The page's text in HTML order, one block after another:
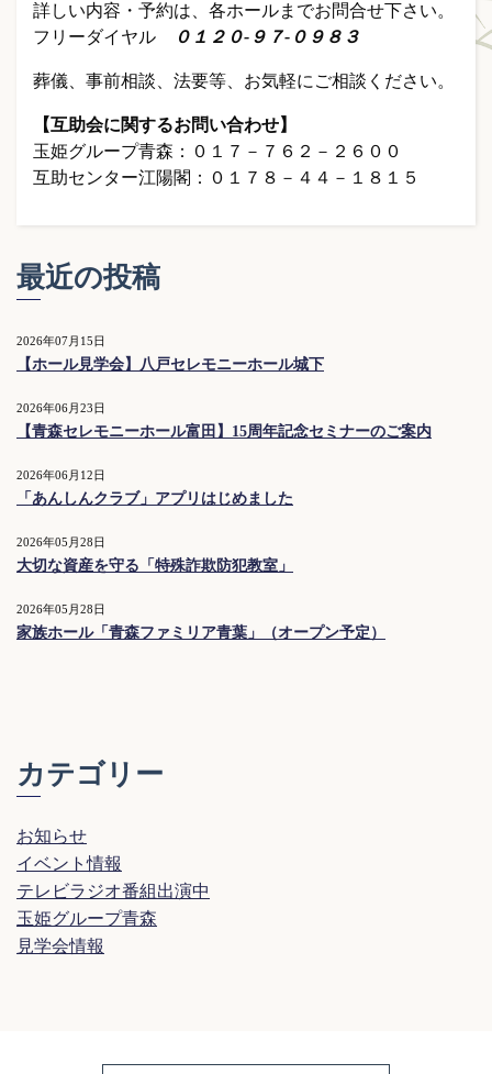
詳しい内容・予約は、各ホールまでお問合せ下さい。
フリーダイヤル
０１２０-９７-０９８３
葬儀、事前相談、法要等、お気軽にご相談ください。
【互助会に関するお問い合わせ】
玉姫グループ青森：０１７－７６２－２６００
互助センター江陽閣：０１７８－４４－１８１５
最近の投稿
2026年07月15日
【ホール見学会】八戸セレモニーホール城下
2026年06月23日
【青森セレモニーホール富田】15周年記念セミナーのご案内
2026年06月12日
「あんしんクラブ」アプリはじめました
2026年05月28日
大切な資産を守る「特殊詐欺防犯教室」
2026年05月28日
家族ホール「青森ファミリア青葉」（オープン予定）
カテゴリー
お知らせ
イベント情報
テレビラジオ番組出演中
玉姫グループ青森
見学会情報